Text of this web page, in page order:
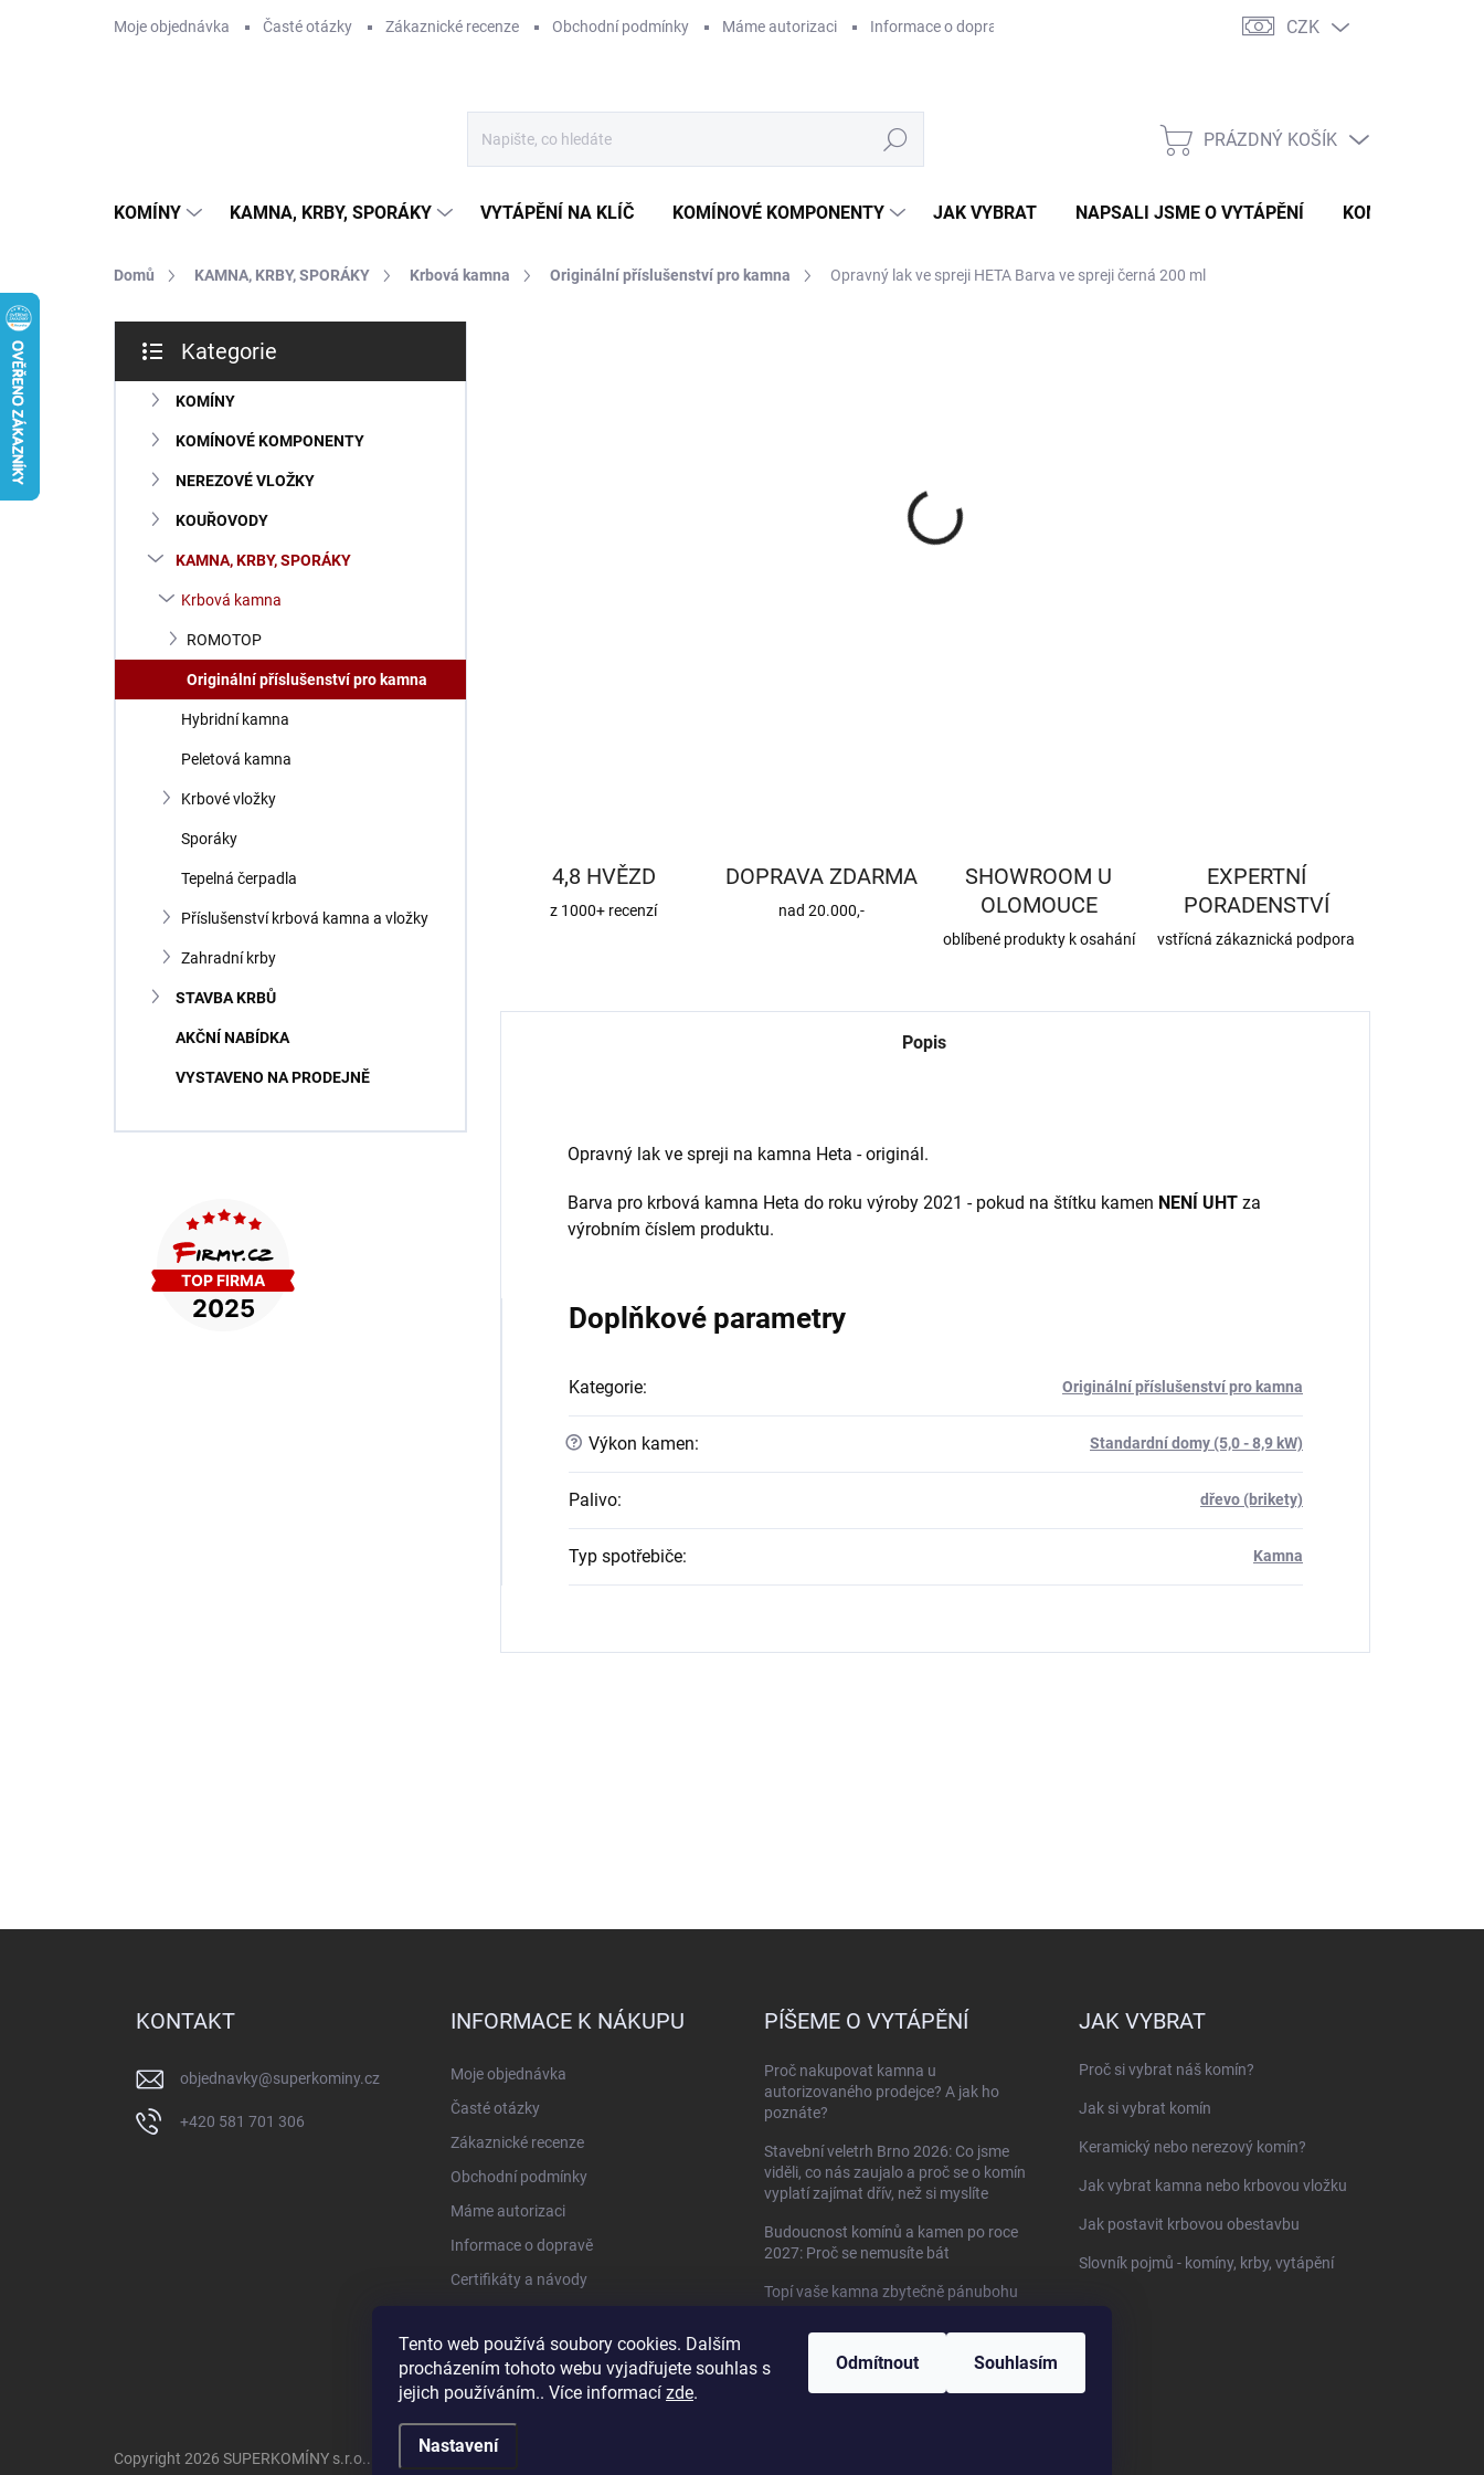
Tento web používá soubory cookies. Dalším
procházením tohoto webu vyjadřujete souhlas s
jejich používáním.. Více informací zde.
Nastavení
Odmítnout Souhlasím
Moje objednávka Časté otázky Zákaznické recenze Obchodní podmínky Máme autorizaci Informace o dopravě Kontakty CZK
Hledat
NÁKUPNÍ
PRÁZDNÝ KOŠÍK
KOMÍNY KAMNA, KRBY, SPORÁKY VYTÁPĚNÍ NA KLÍČ KOMÍNOVÉ KOMPONENTY JAK VYBRAT NAPSALI JSME O VYTÁPĚNÍ KOMÍNOVÝ
Domů KAMNA, KRBY, SPORÁKY Krbová kamna Originální příslušenství pro kamna Opravný lak ve spreji HETA Barva ve spreji černá 200 ml
s
kategorie
Kategorie
KOMÍNY
KOMÍNOVÉ KOMPONENTY
NEREZOVÉ VLOŽKY
KOUŘOVODY
KAMNA, KRBY, SPORÁKY
Krbová kamna
ROMOTOP
Originální příslušenství pro kamna
Hybridní kamna
Peletová kamna
Krbové vložky
Sporáky
Tepelná čerpadla
Příslušenství krbová kamna a vložky
Zahradní krby
STAVBA KRBŮ
AKČNÍ NABÍDKA
VYSTAVENO NA PRODEJNĚ
4,8 HVĚZD
z 1000+ recenzí
DOPRAVA ZDARMA
nad 20.000,-
SHOWROOM U
OLOMOUCE
oblíbené produkty k osahání
EXPERTNÍ
PORADENSTVÍ
vstřícná zákaznická podpora
Popis
Opravný lak ve spreji na kamna Heta - originál.
Barva pro krbová kamna Heta do roku výroby 2021 - pokud na štítku kamen NENÍ UHT za
výrobním číslem produktu.
Doplňkové parametry
Kategorie: Originální příslušenství pro kamna
? Výkon kamen: Standardní domy (5,0 - 8,9 kW)
Palivo: dřevo (brikety)
Typ spotřebiče: Kamna
KONTAKT
objednavky@superkominy.cz
+420 581 701 306
INFORMACE K NÁKUPU
Moje objednávka
Časté otázky
Zákaznické recenze
Obchodní podmínky
Máme autorizaci
Informace o dopravě
Certifikáty a návody
PÍŠEME O VYTÁPĚNÍ
Proč nakupovat kamna u
autorizovaného prodejce? A jak ho
poznáte?
Stavební veletrh Brno 2026: Co jsme
viděli, co nás zaujalo a proč se o komín
vyplatí zajímat dřív, než si myslíte
Budoucnost komínů a kamen po roce
2027: Proč se nemusíte bát
Topí vaše kamna zbytečně pánubohu
HETA Scan-Line 920B s troubou
JAK VYBRAT
Proč si vybrat náš komín?
Jak si vybrat komín
Keramický nebo nerezový komín?
Jak vybrat kamna nebo krbovou vložku
Jak postavit krbovou obestavbu
Slovník pojmů - komíny, krby, vytápění
Copyright 2026 SUPERKOMÍNY s.r.o.. Všechna práva vyhrazena.